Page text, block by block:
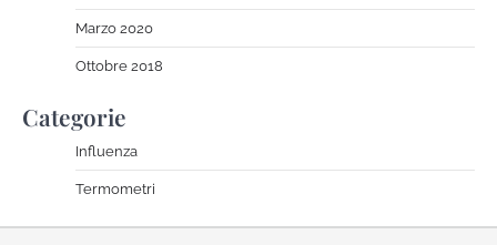
Marzo 2020
Ottobre 2018
Categorie
Influenza
Termometri